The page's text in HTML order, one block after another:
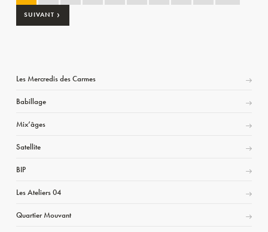
SUIVANT ›
Les Mercredis des Carmes
Babillage
Mix’âges
Satellite
BIP
Les Ateliers 04
Quartier Mouvant